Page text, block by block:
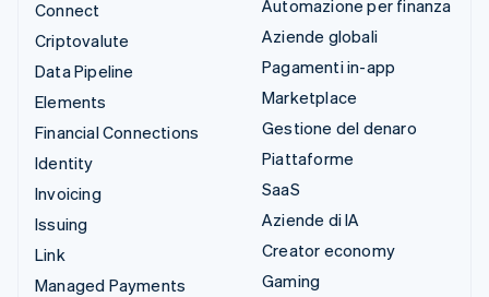
Connect
Criptovalute
Data Pipeline
Elements
Financial Connections
Identity
Invoicing
Issuing
Link
Managed Payments
Automazione per finanza
Aziende globali
Pagamenti in-app
Marketplace
Gestione del denaro
Piattaforme
SaaS
Aziende di IA
Creator economy
Gaming